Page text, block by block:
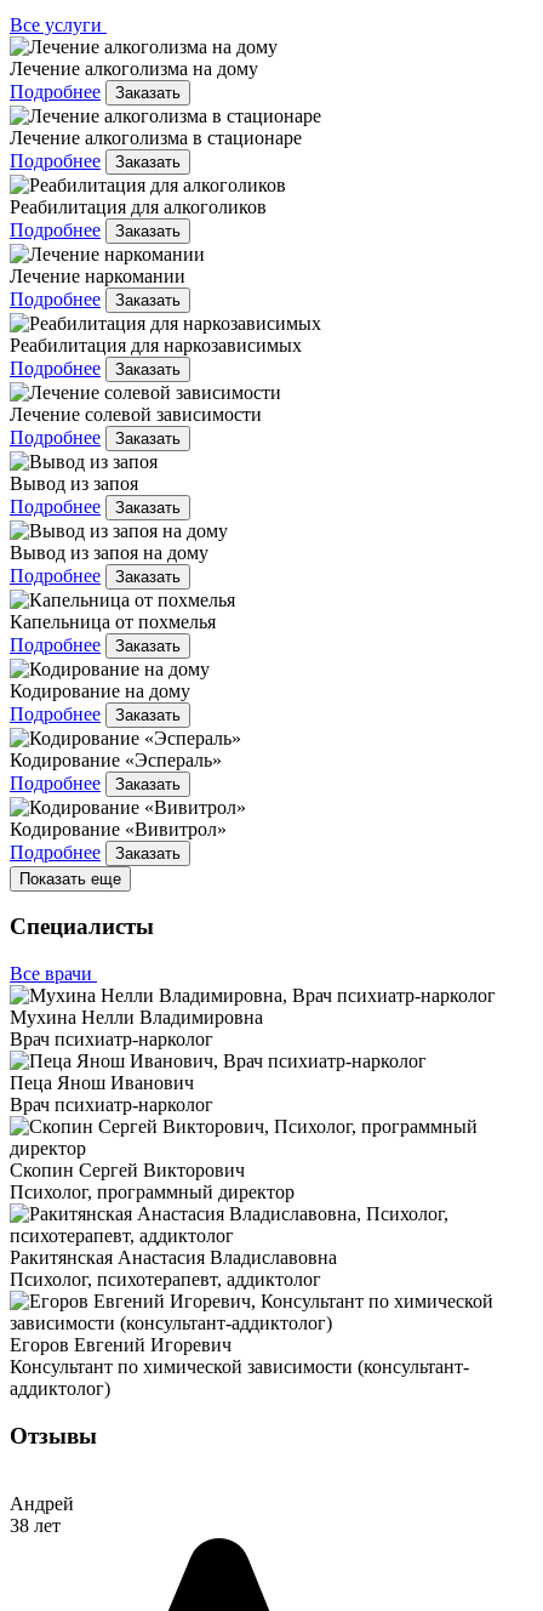
Все услуги
Лечение алкоголизма на дому
Подробнее
Заказать
Лечение алкоголизма в стационаре
Подробнее
Заказать
Реабилитация для алкоголиков
Подробнее
Заказать
Лечение наркомании
Подробнее
Заказать
Реабилитация для наркозависимых
Подробнее
Заказать
Лечение солевой зависимости
Подробнее
Заказать
Вывод из запоя
Подробнее
Заказать
Вывод из запоя на дому
Подробнее
Заказать
Капельница от похмелья
Подробнее
Заказать
Кодирование на дому
Подробнее
Заказать
Кодирование «Эспераль»
Подробнее
Заказать
Кодирование «Вивитрол»
Подробнее
Заказать
Показать еще
Специалисты
Все врачи
Мухина Нелли Владимировна
Врач психиатр-нарколог
Пеца Янош Иванович
Врач психиатр-нарколог
Скопин Сергей Викторович
Психолог, программный директор
Ракитянская Анастасия Владиславовна
Психолог, психотерапевт, аддиктолог
Егоров Евгений Игоревич
Консультант по химической зависимости (консультант-
аддиктолог)
Отзывы
Андрей
38 лет